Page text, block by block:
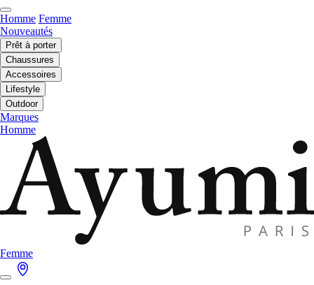
Homme Femme
Nouveautés
Prêt à porter
Chaussures
Accessoires
Lifestyle
Outdoor
Marques
Homme
Femme